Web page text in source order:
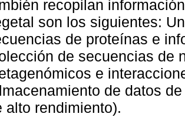
recopilan
son los siguientes:
de proteínas e
de secuencias de
e
de datos
alto rendimiento).